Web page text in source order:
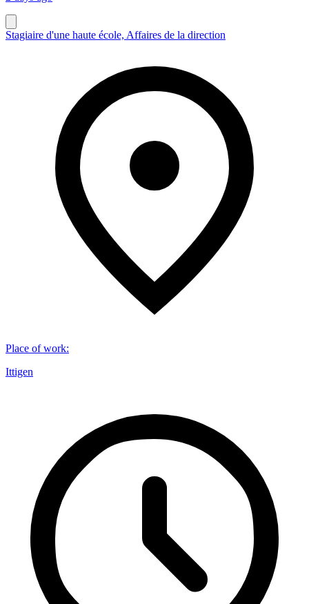
Stagiaire d'une haute école, Affaires de la direction
Place of work:
Ittigen